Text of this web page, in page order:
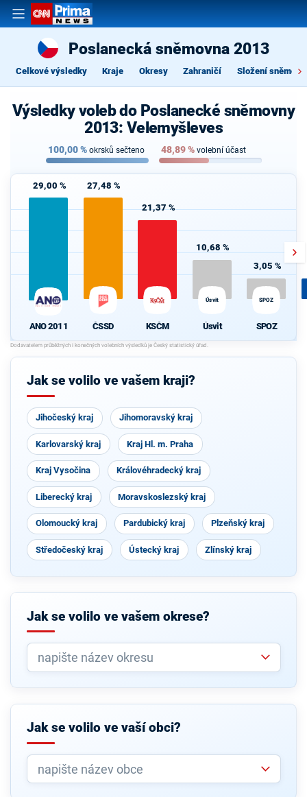
Poslanecká sněmovna 2013
Celkové výsledky Kraje Okresy Zahraničí Složení
Výsledky voleb do Poslanecké sněmovny
2013: Velemyšleves
100,00% okrsků sečteno 48,89% volební účast
29,00 %
ANO 2011
27,48 %
ČSSD
21,37 %
KSČM
10,68 %
Úsvit
Úsvit
3,05 %
SPOZ
SPOZ
Jak se volilo ve vašem kraji?
Jihočeský kraj Jihomoravský kraj
Karlovarský kraj Kraj Hl. m. Praha
Kraj Vysočina Královéhradecký kraj
Liberecký kraj Moravskoslezský kraj
Olomoucký kraj Pardubický kraj Plzeňský kraj
Středočeský kraj Ústecký kraj Zlínský kraj
Jak se volilo ve vašem okrese?
Jak se volilo ve vaší obci?